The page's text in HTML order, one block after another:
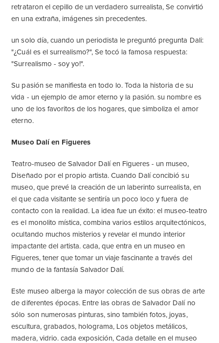
retrataron el cepillo de un verdadero surrealista, Se convirtió
en una extraña, imágenes sin precedentes.
un solo día, cuando un periodista le preguntó pregunta Dali:
"¿Cuál es el surrealismo?", Se tocó la famosa respuesta:
"Surrealismo - soy yo!".
Su pasión se manifiesta en todo lo. Toda la historia de su
vida - un ejemplo de amor eterno y la pasión. su nombre es
uno de los favoritos de los hogares, que simboliza el amor
eterno.
Museo Dalí en Figueres
Teatro-museo de Salvador Dalí en Figueres - un museo,
Diseñado por el propio artista. Cuando Dalí concibió su
museo, que prevé la creación de un laberinto surrealista, en
el que cada visitante se sentiría un poco loco y fuera de
contacto con la realidad. La idea fue un éxito: el museo-teatro
es el monolito mística, combina varios estilos arquitectónicos,
ocultando muchos misterios y revelar el mundo interior
impactante del artista. cada, que entra en un museo en
Figueres, tener que tomar un viaje fascinante a través del
mundo de la fantasía Salvador Dalí.
Este museo alberga la mayor colección de sus obras de arte
de diferentes épocas. Entre las obras de Salvador Dalí no
sólo son numerosas pinturas, sino también fotos, joyas,
escultura, grabados, holograma, Los objetos metálicos,
madera, vidrio. cada exposición, Cada detalle en el museo